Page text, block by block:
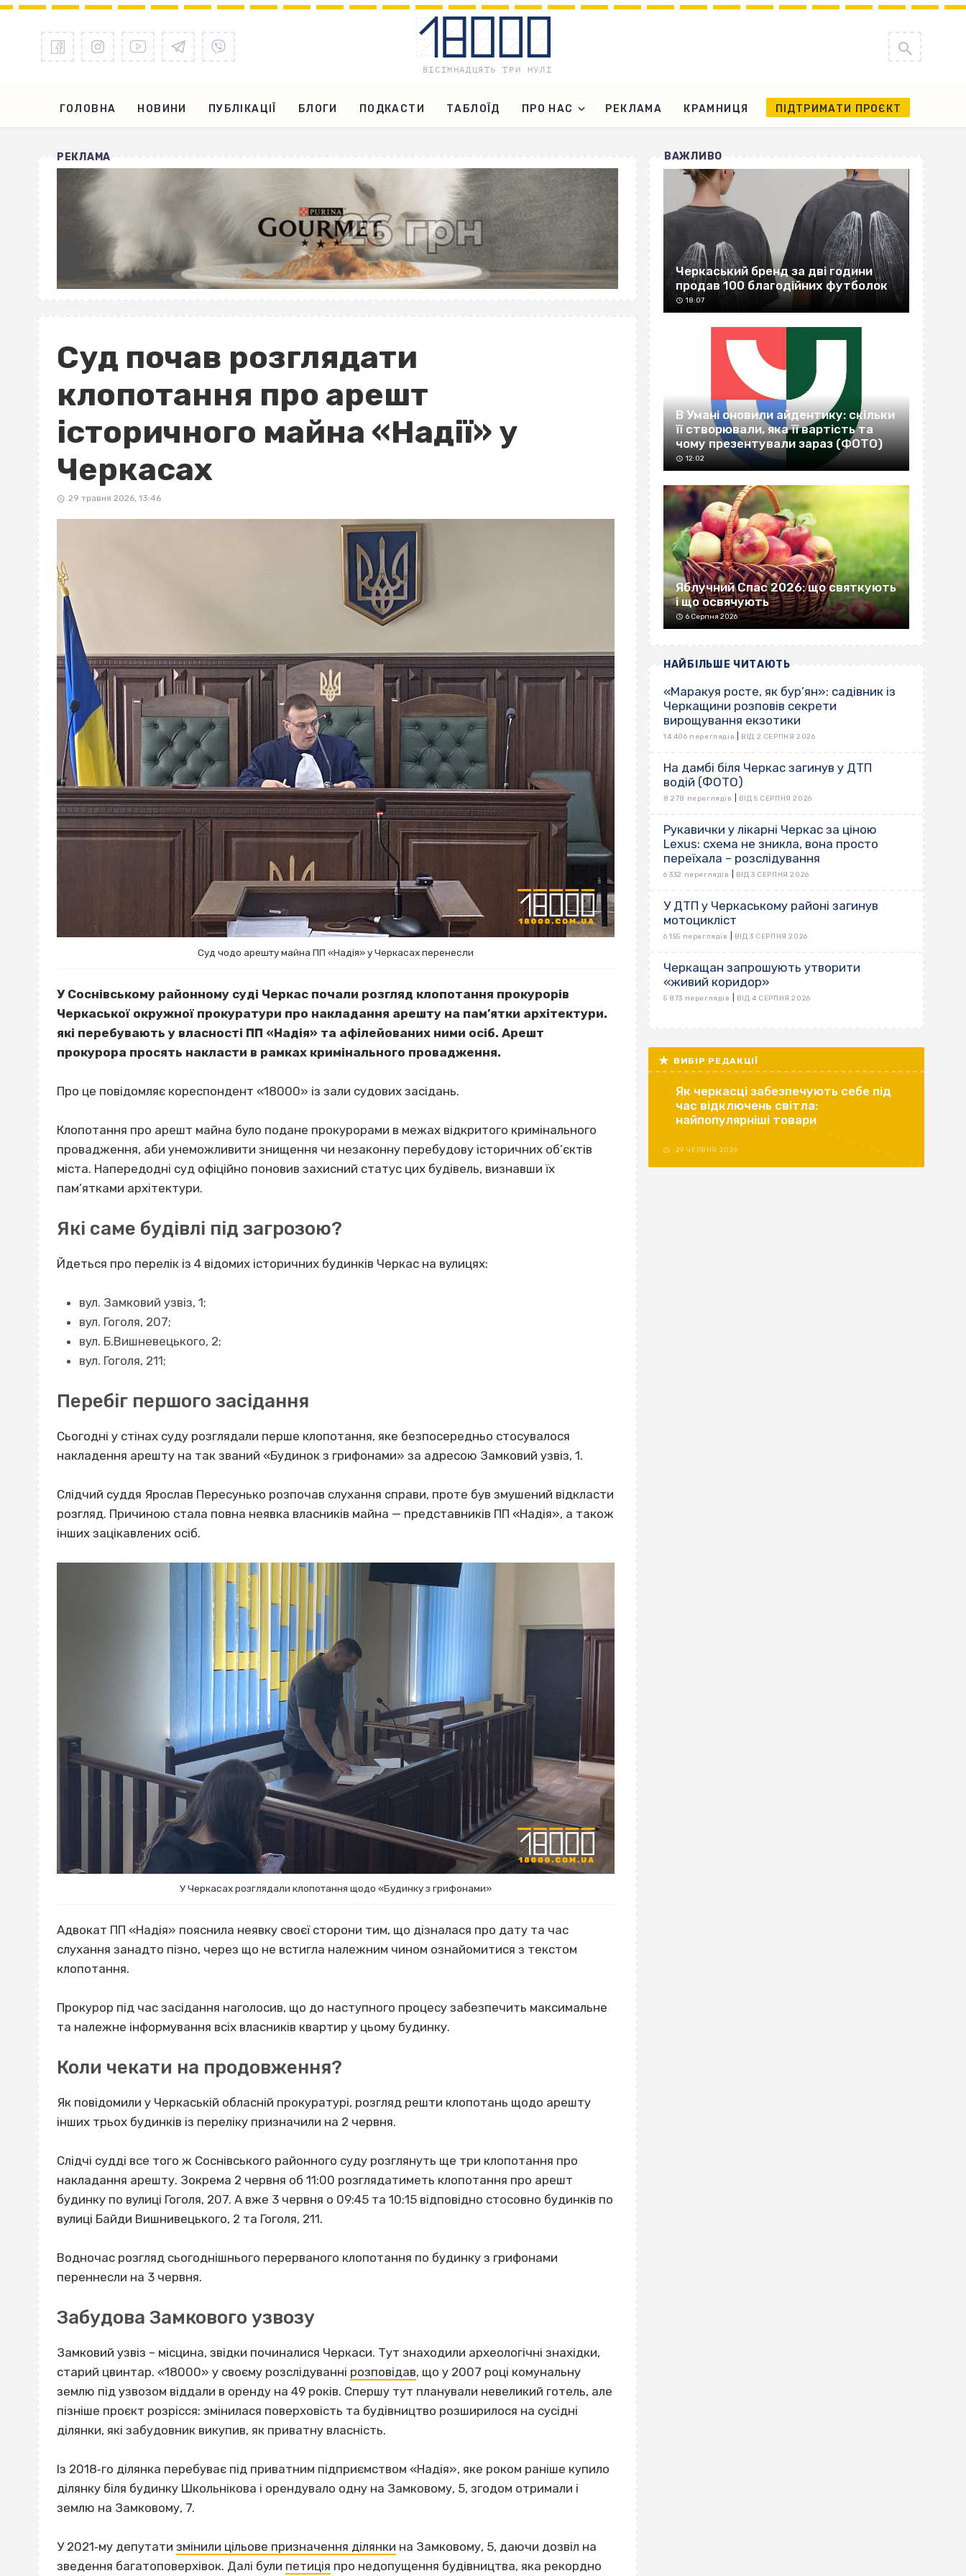
ГОЛОВНА НОВИНИ ПУБЛІКАЦІЇ БЛОГИ ПОДКАСТИ ТАБЛОЇД ПРО НАС РЕКЛАМА КРАМНИЦЯ ПІДТРИМАТИ ПРОЄКТ
РЕКЛАМА
Суд почав розглядати
клопотання про арешт
історичного майна «Надії» у
Черкасах
29 травня 2026, 13:46
Суд чодо арешту майна ПП «Надія» у Черкасах перенесли
У Соснівському районному суді Черкас почали розгляд клопотання прокурорів
Черкаської окружної прокуратури про накладання арешту на пам’ятки архітектури.
які перебувають у власності ПП «Надія» та афілейованих ними осіб. Арешт
прокурора просять накласти в рамках кримінального провадження.
Про це повідомляє кореспондент «18000» із зали судових засідань.
Клопотання про арешт майна було подане прокурорами в межах відкритого кримінального
провадження, аби унеможливити знищення чи незаконну перебудову історичних об’єктів
міста. Напередодні суд офіційно поновив захисний статус цих будівель, визнавши їх
пам’ятками архітектури.
Які саме будівлі під загрозою?
Йдеться про перелік із 4 відомих історичних будинків Черкас на вулицях:
вул. Замковий узвіз, 1;
вул. Гоголя, 207;
вул. Б.Вишневецького, 2;
вул. Гоголя, 211;
Перебіг першого засідання
Сьогодні у стінах суду розглядали перше клопотання, яке безпосередньо стосувалося
накладення арешту на так званий «Будинок з грифонами» за адресою Замковий узвіз, 1.
Слідчий суддя Ярослав Пересунько розпочав слухання справи, проте був змушений відкласти
розгляд. Причиною стала повна неявка власників майна — представників ПП «Надія», а також
інших зацікавлених осіб.
У Черкасах розглядали клопотання щодо «Будинку з грифонами»
Адвокат ПП «Надія» пояснила неявку своєї сторони тим, що дізналася про дату та час
слухання занадто пізно, через що не встигла належним чином ознайомитися з текстом
клопотання.
Прокурор під час засідання наголосив, що до наступного процесу забезпечить максимальне
та належне інформування всіх власників квартир у цьому будинку.
Коли чекати на продовження?
Як повідомили у Черкаській обласній прокуратурі, розгляд решти клопотань щодо арешту
інших трьох будинків із переліку призначили на 2 червня.
Слідчі судді все того ж Соснівського районного суду розглянуть ще три клопотання про
накладання арешту. Зокрема 2 червня об 11:00 розглядатиметь клопотання про арешт
будинку по вулиці Гоголя, 207. А вже 3 червня о 09:45 та 10:15 відповідно стосовно будинків по
вулиці Байди Вишнивецького, 2 та Гоголя, 211.
Водночас розгляд сьогоднішнього перерваного клопотання по будинку з грифонами
переннесли на 3 червня.
Забудова Замкового узвозу
Замковий узвіз – місцина, звідки починалися Черкаси. Тут знаходили археологічні знахідки,
старий цвинтар. «18000» у своєму розслідуванні розповідав, що у 2007 році комунальну
землю під узвозом віддали в оренду на 49 років. Спершу тут планували невеликий готель, але
пізніше проєкт розрісся: змінилася поверховість та будівництво розширилося на сусідні
ділянки, які забудовник викупив, як приватну власність.
Із 2018‐го ділянка перебуває під приватним підприємством «Надія», яке роком раніше купило
ділянку біля будинку Школьнікова і орендувало одну на Замковому, 5, згодом отримали і
землю на Замковому, 7.
У 2021‐му депутати змінили цільове призначення ділянки на Замковому, 5, даючи дозвіл на
зведення багатоповерхівок. Далі були петиція про недопущення будівництва, яка рекордно
ВАЖЛИВО
Черкаський бренд за дві години
продав 100 благодійних футболок
18:07
В Умані оновили айдентику: скільки
її створювали, яка її вартість та
чому презентували зараз (ФОТО)
12:02
Яблучний Спас 2026: що святкують
і що освячують
6 Серпня 2026
НАЙБІЛЬШЕ ЧИТАЮТЬ
«Маракуя росте, як бур’ян»: садівник із
Черкащини розповів секрети
вирощування екзотики
14 406 переглядів ВІД 2 СЕРПНЯ 2026
На дамбі біля Черкас загинув у ДТП
водій (ФОТО)
8 278 переглядів ВІД 5 СЕРПНЯ 2026
Рукавички у лікарні Черкас за ціною
Lexus: схема не зникла, вона просто
переїхала – розслідування
6 332 переглядів ВІД 3 СЕРПНЯ 2026
У ДТП у Черкаському районі загинув
мотоцикліст
6 155 переглядів ВІД 3 СЕРПНЯ 2026
Черкащан запрошують утворити
«живий коридор»
5 873 переглядів ВІД 4 СЕРПНЯ 2026
ВИБІР РЕДАКЦІЇ
Як черкасці забезпечують себе під
час відключень світла:
найпопулярніші товари
29 ЧЕРВНЯ 2026